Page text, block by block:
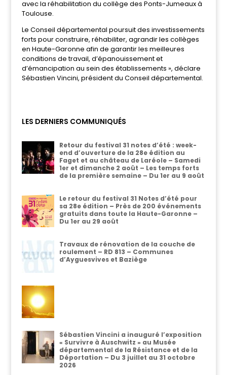
avec la réhabilitation du collège des Ponts-Jumeaux à
Toulouse.
Le Conseil départemental poursuit des investissements
forts pour construire, réhabiliter, agrandir les collèges
en Haute-Garonne afin de garantir les meilleures
conditions de travail, d’épanouissement et
d’émancipation au sein des établissements », déclare
Sébastien Vincini, président du Conseil départemental.
LES DERNIERS COMMUNIQUÉS
Retour du festival 31 notes d’été : week-
end d’ouverture de la 28e édition au
Faget et au château de Laréole – Samedi
1er et dimanche 2 août – Les temps forts
de la première semaine – Du 1er au 9 août
Le retour du festival 31 Notes d’été pour
sa 28e édition – Près de 200 événements
gratuits dans toute la Haute-Garonne –
Du 1er au 29 août
Travaux de rénovation de la couche de
roulement – RD 813 – Communes
d’Ayguesvives et Baziège
Sébastien Vincini a inauguré l’exposition
« Survivre à Auschwitz » au Musée
départemental de la Résistance et de la
Déportation – Du 3 juillet au 31 octobre
2026